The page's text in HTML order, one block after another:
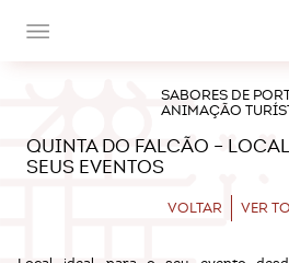
SABORES DE
ANIMAÇÃO
QUINTA DO FALCÃO –
SEUS EVENTOS
VOLTAR VER